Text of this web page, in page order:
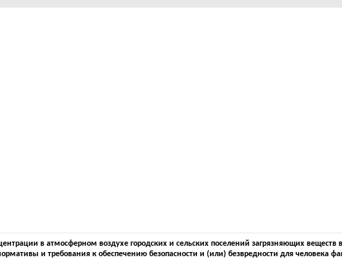
в атмосферном воздухе городских и сельских поселений загрязняющих веществ
и требования к обеспечению безопасности и (или) безвредности для человека